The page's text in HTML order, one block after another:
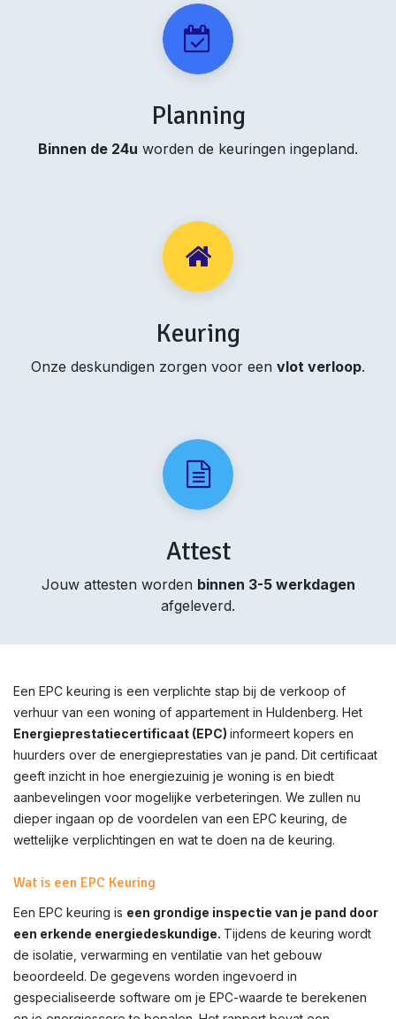
Planning
Binnen de 24u worden de keuringen ingepland.
Keuring
Onze deskundigen zorgen voor een vlot verloop.
Attest
Jouw attesten worden binnen 3-5 werkdagen
afgeleverd.
Een EPC keuring is een verplichte stap bij de verkoop of
verhuur van een woning of appartement in Huldenberg. Het
Energieprestatiecertificaat (EPC) informeert kopers en
huurders over de energieprestaties van je pand. Dit certificaat
geeft inzicht in hoe energiezuinig je woning is en biedt
aanbevelingen voor mogelijke verbeteringen. We zullen nu
dieper ingaan op de voordelen van een EPC keuring, de
wettelijke verplichtingen en wat te doen na de keuring.
Wat is een EPC Keuring
Een EPC keuring is een grondige inspectie van je pand door
een erkende energiedeskundige. Tijdens de keuring wordt
de isolatie, verwarming en ventilatie van het gebouw
beoordeeld. De gegevens worden ingevoerd in
gespecialiseerde software om je EPC-waarde te berekenen